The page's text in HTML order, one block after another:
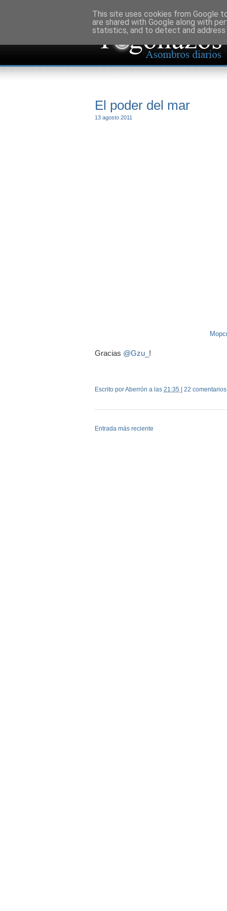
El poder del mar
13 agosto 2011
Gracias @Gzu_ !
Escrito por Aberrón a las 21:35 | 22
Entrada más reciente
This site uses cookies from Google
are shared with Google along with
statistics, and to detect and address